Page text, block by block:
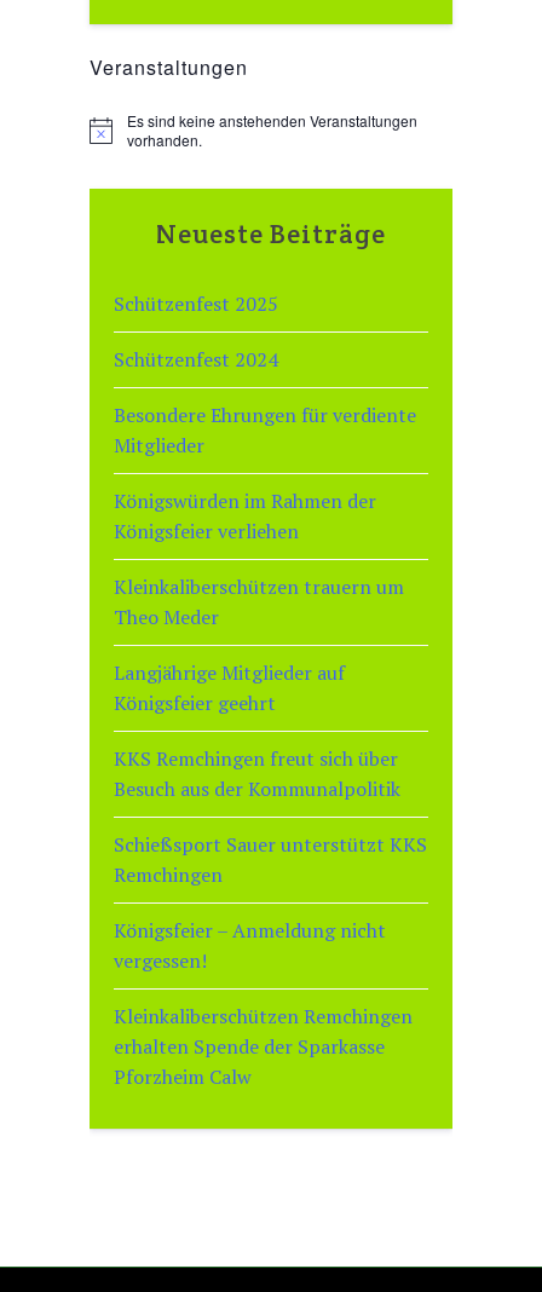
Veranstaltungen
H
w
Es sind keine anstehenden Veranstaltungen
vorhanden.
Neueste Beiträge
Schützenfest 2025
Schützenfest 2024
Besondere Ehrungen für verdiente
Mitglieder
Königswürden im Rahmen der
Königsfeier verliehen
Kleinkaliberschützen trauern um
Theo Meder
Langjährige Mitglieder auf
Königsfeier geehrt
KKS Remchingen freut sich über
Besuch aus der Kommunalpolitik
Schießsport Sauer unterstützt KKS
Remchingen
Königsfeier – Anmeldung nicht
vergessen!
Kleinkaliberschützen Remchingen
erhalten Spende der Sparkasse
Pforzheim Calw